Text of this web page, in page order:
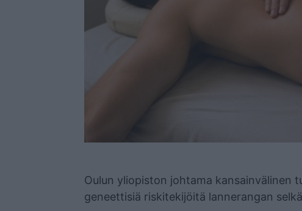
Oulun yliopiston johtama kansainvälinen
geneettisiä riskitekijöitä lannerangan